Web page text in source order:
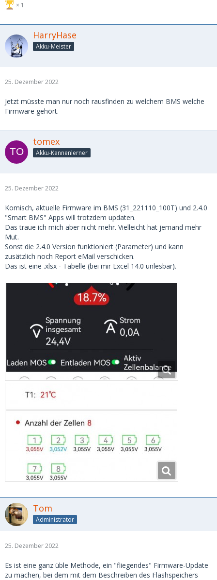
1
HarryHase
Akku-Meister
25. Dezember 2022
Jetzt müsste man nur noch rausfinden zu welchem BMS welche
Firmware gehört.
tomex
Akku-Kennenlerner
25. Dezember 2022
Komisch, aktuelle Firmware im BMS (31_221110_100T) und 2.4.0
"Smart BMS" Apps will trotzdem updaten.
Das traue ich mich aber nicht mehr. Vielleicht hat jemand mehr
Mut.
Sonst die 2.4.0 Version funktioniert (Parameter) und kann
zusätzlich noch Report eMail verschicken.
Das ist eine .xlsx - Tabelle (bei mir Excel 14.0 unlesbar).
Tom
Administrator
25. Dezember 2022
Es ist eine ganz üble Methode, ein "fliegendes" Firmware-Update
zu machen, bei dem mit dem Beschreiben des Flashspeichers